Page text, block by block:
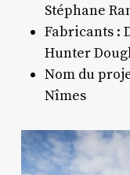
Stéphane
Fabricants :
Hunter
Nom du
Nîmes